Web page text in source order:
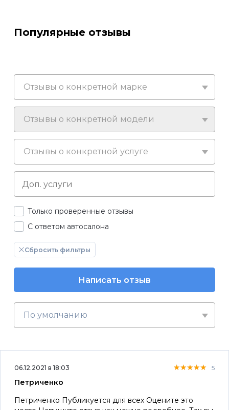
Популярные отзывы
Отзывы о конкретной марке
Отзывы о конкретной модели
Отзывы о конкретной услуге
Только проверенные отзывы
С ответом автосалона
Сбросить фильтры
Написать отзыв
По умолчанию
06.12.2021 в 18:03 ★★★★★
★★★★★
★★★★★ 5
Петриченко
Петриченко Публикуется для всех Оцените это